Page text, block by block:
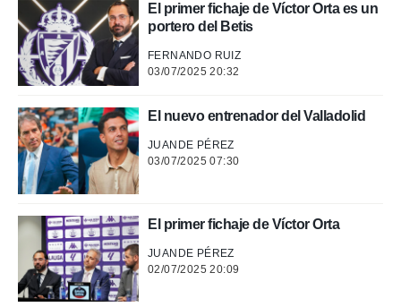
El primer fichaje de Víctor Orta es un
portero del Betis
FERNANDO RUIZ
03/07/2025 20:32
El nuevo entrenador del Valladolid
JUANDE PÉREZ
03/07/2025 07:30
El primer fichaje de Víctor Orta
JUANDE PÉREZ
02/07/2025 20:09